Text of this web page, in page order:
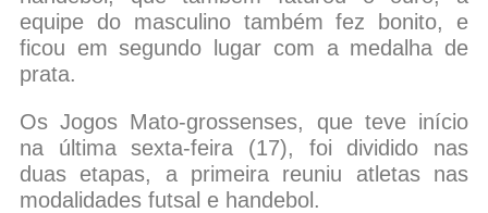
equipe do masculino também fez bonito, e
ficou em segundo lugar com a medalha de
prata.
Os Jogos Mato-grossenses, que teve início
na última sexta-feira (17), foi dividido nas
duas etapas, a primeira reuniu atletas nas
modalidades futsal e handebol.